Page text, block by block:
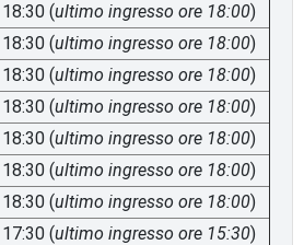
(ultimo ingresso ore 18:00)
(ultimo ingresso ore 18:00)
(ultimo ingresso ore 18:00)
(ultimo ingresso ore 18:00)
(ultimo ingresso ore 18:00)
(ultimo ingresso ore 18:00)
(ultimo ingresso ore 18:00)
(ultimo ingresso ore 15:30)